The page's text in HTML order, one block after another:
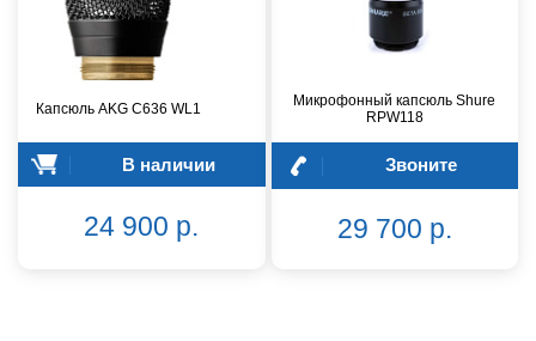
Капсюль AKG C636 WL1
В наличии
24 900 р.
Микрофонный капсюль Shure
RPW118
Звоните
29 700 р.